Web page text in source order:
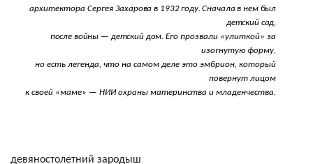
архитектора СергеяЗахарова в 1932 году. Сначала в нем был
детский сад,
после войны — детский дом. Его прозвали «улиткой» за
изогнутую форму,
но есть легенда, что на самом деле это эмбрион, который
повернут лицом
к своей «маме» — НИИ охраны материнства и младенчества.
девяностолетний зародыш